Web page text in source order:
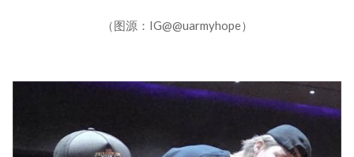
（图源：IG@@uarmyhope）